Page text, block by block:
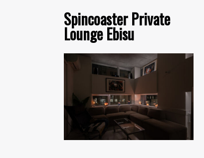
Spincoaster Private
Lounge Ebisu